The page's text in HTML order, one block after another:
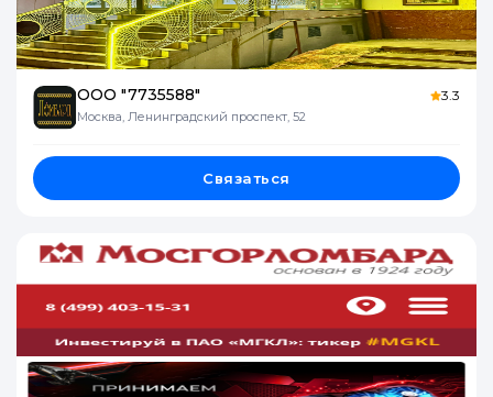
ООО "7735588"
Москва, Ленинградский проспект, 52
3.3
Связаться